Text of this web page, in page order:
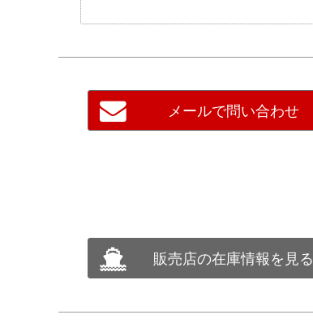
メールで問い合わせ
販売店の在庫情報を見る